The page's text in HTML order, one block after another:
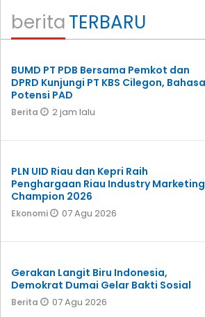
beritaTERBARU
BUMD PT PDB Bersama Pemkot dan
DPRD Kunjungi PT KBS Cilegon, Bahasan
Potensi PAD
Berita 2 jam lalu
PLN UID Riau dan Kepri Raih
Penghargaan Riau Industry Marketing
Champion 2026
Ekonomi 07 Agu 2026
Gerakan Langit Biru Indonesia,
Demokrat Dumai Gelar Bakti Sosial
Berita 07 Agu 2026